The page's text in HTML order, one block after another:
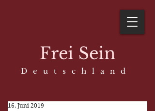
Frei Sein
D e u t s c h l a n d
16. Juni 2019